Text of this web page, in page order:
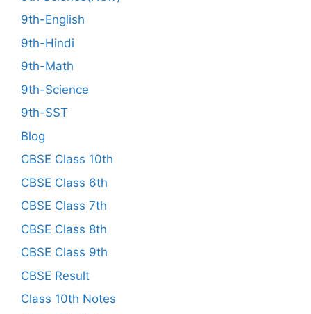
9th-English
9th-Hindi
9th-Math
9th-Science
9th-SST
Blog
CBSE Class 10th
CBSE Class 6th
CBSE Class 7th
CBSE Class 8th
CBSE Class 9th
CBSE Result
Class 10th Notes